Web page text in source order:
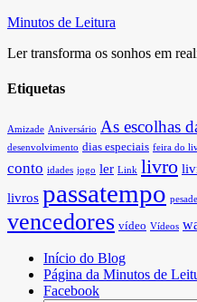
Minutos de Leitura
Ler transforma os sonhos em
Etiquetas
Amizade Aniversário As escolhas
desenvolvimento dias especiais feira do
conto idades jogo ler Link livro
livros passatempo
vencedores vídeo Vídeos
Início do Blog
Página da Minutos de
Facebook